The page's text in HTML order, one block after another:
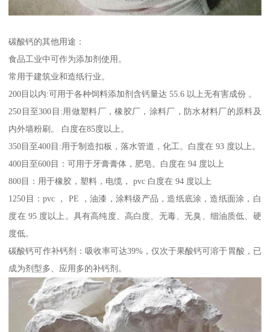
碳酸钙的其他用途：
食品工业中可作为添加剂使用。
常用于建筑业和造纸行业。
200目以内:可用于各种饲料添加剂含钙量达 55.6 以上无有害成份 。
250目至300目:用做塑料厂，橡胶厂，涂料厂，防水材料厂的原料及
内外墙粉刷。 白度在85度以上。
350目至400目:用于制造扣板，落水管道，化工。白度在 93 度以上。
400目至600目：可用于牙膏膏体，肥皂。白度在 94 度以上
800目：用于橡胶，塑料，电缆， pvc 白度在 94 度以上
1250目：pvc ， PE ，油漆，涂料级产品，造纸底涂，造纸面涂，白
度在 95 度以上。具有高纯度、高白度、无毒、无臭、细油质低、硬
度低。
碳酸钙可作补钙剂：吸收率可达39%，仅次于果酸钙可溶于胃酸，已
成为剂型多、应用多的补钙剂。